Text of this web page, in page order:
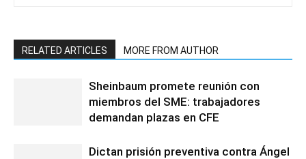
RELATED ARTICLES MORE FROM AUTHOR
Sheinbaum promete reunión con
miembros del SME: trabajadores
demandan plazas en CFE
Dictan prisión preventiva contra Ángel